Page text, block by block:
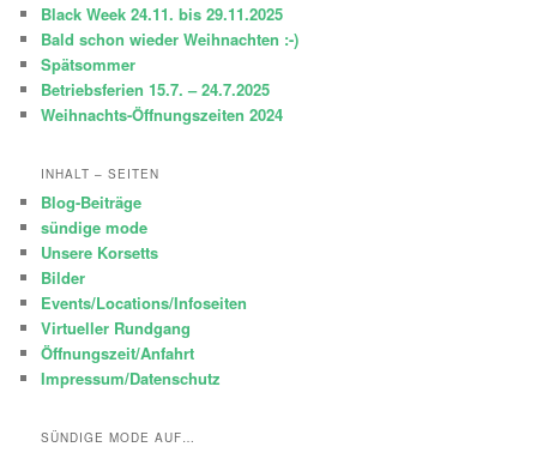
n
Black Week 24.11. bis 29.11.2025
Bald schon wieder Weihnachten :-)
Spätsommer
Betriebsferien 15.7. – 24.7.2025
Weihnachts-Öffnungszeiten 2024
INHALT – SEITEN
Blog-Beiträge
sündige mode
Unsere Korsetts
Bilder
Events/Locations/Infoseiten
Virtueller Rundgang
Öffnungszeit/Anfahrt
Impressum/Datenschutz
SÜNDIGE MODE AUF…